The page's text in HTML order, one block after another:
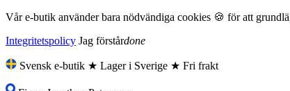
Vår e-butik använder bara nödvändiga cookies 🍪 för att
Integritetspolicy Jag förstårdone
Svensk e-butik ★ Lager i Sverige ★ Fri frakt